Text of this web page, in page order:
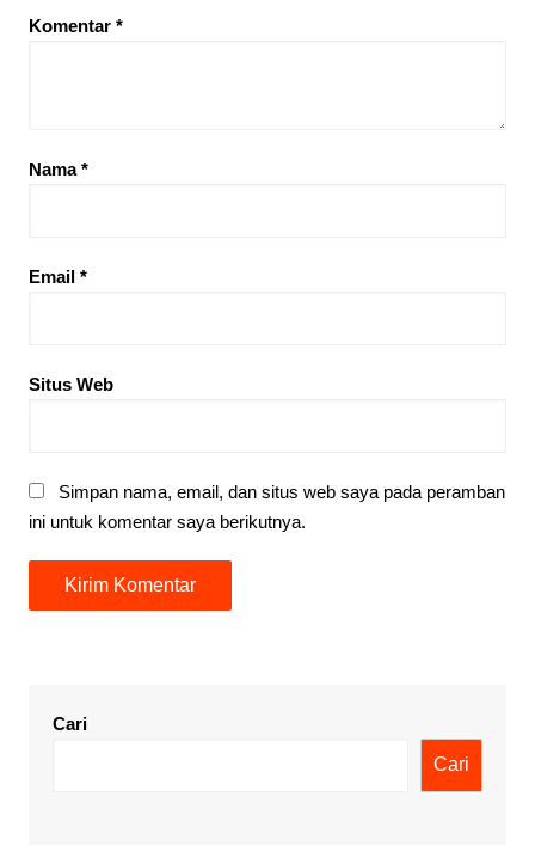
Komentar *
Nama*
Email *
Situs Web
Simpan nama, email, dan situs web saya pada peramban
ini untuk komentar saya berikutnya.
Cari
Cari